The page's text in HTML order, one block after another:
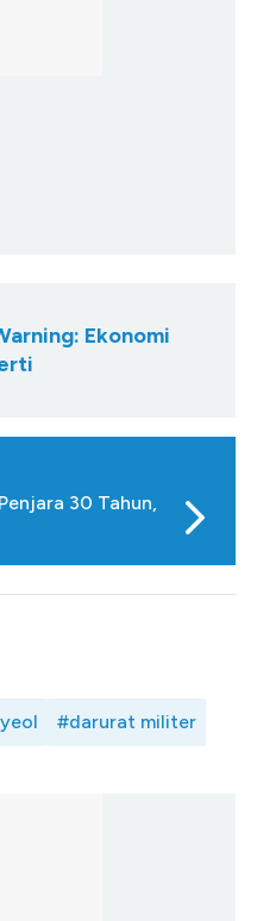
Ekonomi
30 Tahun,
#darurat militer